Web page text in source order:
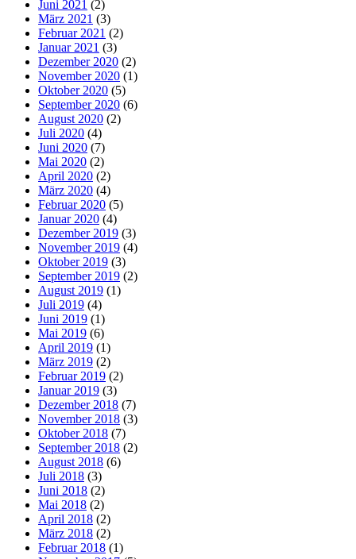
Juni 2021 (2)
März 2021 (3)
Februar 2021 (2)
Januar 2021 (3)
Dezember 2020 (2)
November 2020 (1)
Oktober 2020 (5)
September 2020 (6)
August 2020 (2)
Juli 2020 (4)
Juni 2020 (7)
Mai 2020 (2)
April 2020 (2)
März 2020 (4)
Februar 2020 (5)
Januar 2020 (4)
Dezember 2019 (3)
November 2019 (4)
Oktober 2019 (3)
September 2019 (2)
August 2019 (1)
Juli 2019 (4)
Juni 2019 (1)
Mai 2019 (6)
April 2019 (1)
März 2019 (2)
Februar 2019 (2)
Januar 2019 (3)
Dezember 2018 (7)
November 2018 (3)
Oktober 2018 (7)
September 2018 (2)
August 2018 (6)
Juli 2018 (3)
Juni 2018 (2)
Mai 2018 (2)
April 2018 (2)
März 2018 (2)
Februar 2018 (1)